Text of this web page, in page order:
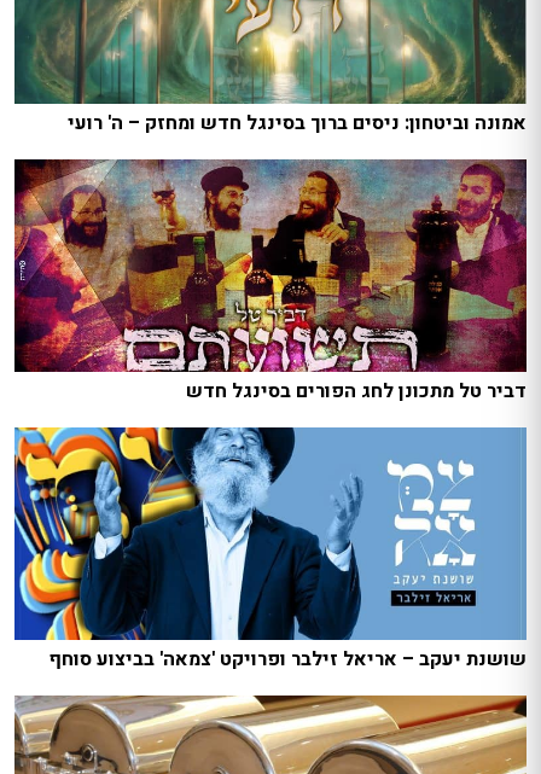
אמונה וביטחון: ניסים ברוך בסינגל חדש ומחזק – ה' רועי
דביר טל מתכונן לחג הפורים בסינגל חדש
שושנת יעקב – אריאל זילבר ופרויקט 'צמאה' בביצוע סוחף